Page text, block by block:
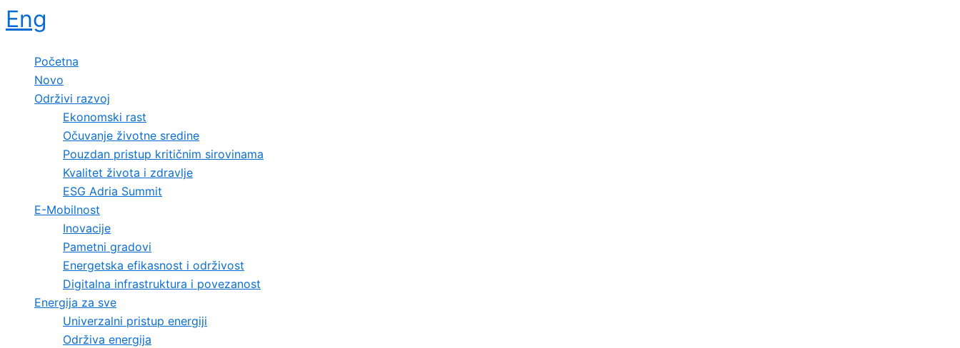
Eng
Početna
Novo
Održivi razvoj
Ekonomski rast
Očuvanje životne sredine
Pouzdan pristup kritičnim sirovinama
Kvalitet života i zdravlje
ESG Adria Summit
E-Mobilnost
Inovacije
Pametni gradovi
Energetska efikasnost i održivost
Digitalna infrastruktura i povezanost
Energija za sve
Univerzalni pristup energiji
Održiva energija